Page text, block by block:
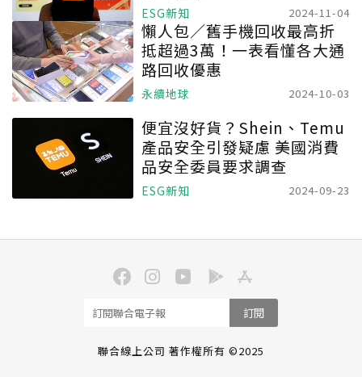
ESG新知 2024-11-04
懶人包／舊手機回收最高折
抵超過3萬！一表看懂各大通
路回收優惠
永續地球 2024-10-03
便宜沒好貨？Shein、Temu
產品安全引發疑慮 美國消費
品安全委員要求調查
ESG新知 2024-09-23
訂閱
聯合線上公司 著作權所有 ©2025